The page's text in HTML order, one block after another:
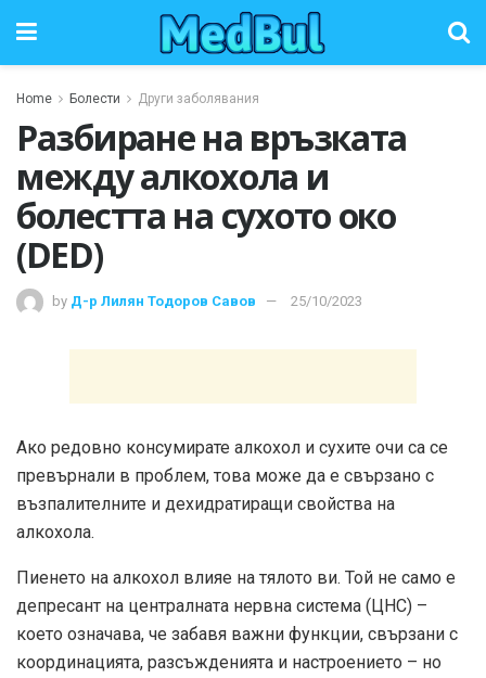
Home Болести Други заболявания
Разбиране на връзката
между алкохола и
болестта на сухото око
(DED)
by Д-р Лилян Тодоров Савов 25/10/2023
Ако редовно консумирате алкохол и сухите очи са се
превърнали в проблем, това може да е свързано с
възпалителните и дехидратиращи свойства на
алкохола.
Пиенето на алкохол влияе на тялото ви. Той не само е
депресант на централната нервна система (ЦНС) –
което означава, че забавя важни функции, свързани с
координацията, разсъжденията и настроението – но